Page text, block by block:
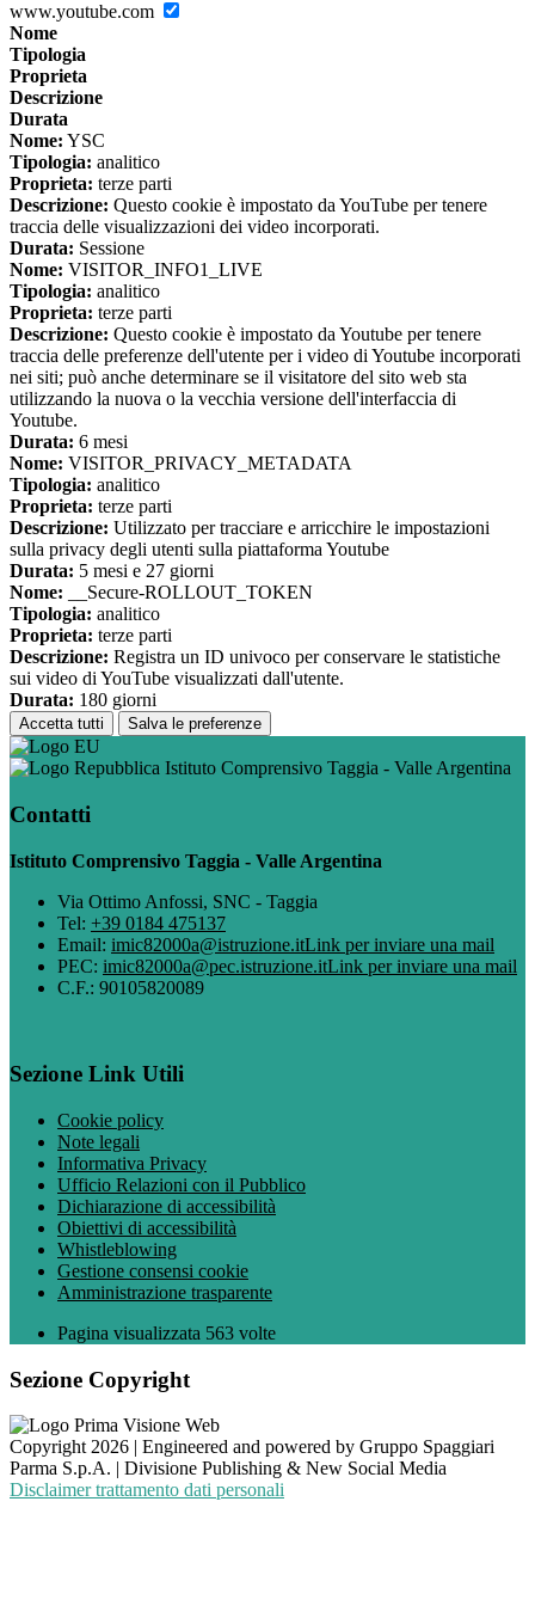
www.youtube.com
Nome
Tipologia
Proprieta
Descrizione
Durata
Nome: YSC
Tipologia: analitico
Proprieta: terze parti
Descrizione: Questo cookie è impostato da YouTube per tenere
traccia delle visualizzazioni dei video incorporati.
Durata: Sessione
Nome: VISITOR_INFO1_LIVE
Tipologia: analitico
Proprieta: terze parti
Descrizione: Questo cookie è impostato da Youtube per tenere
traccia delle preferenze dell'utente per i video di Youtube incorporati
nei siti; può anche determinare se il visitatore del sito web sta
utilizzando la nuova o la vecchia versione dell'interfaccia di
Youtube.
Durata: 6 mesi
Nome: VISITOR_PRIVACY_METADATA
Tipologia: analitico
Proprieta: terze parti
Descrizione: Utilizzato per tracciare e arricchire le impostazioni
sulla privacy degli utenti sulla piattaforma Youtube
Durata: 5 mesi e 27 giorni
Nome: __Secure-ROLLOUT_TOKEN
Tipologia: analitico
Proprieta: terze parti
Descrizione: Registra un ID univoco per conservare le statistiche
sui video di YouTube visualizzati dall'utente.
Durata: 180 giorni
Accetta tutti Salva le preferenze
Istituto Comprensivo Taggia - Valle Argentina
Contatti
Istituto Comprensivo Taggia - Valle Argentina
Via Ottimo Anfossi, SNC - Taggia
Tel: +39 0184 475137
Email: imic82000a@istruzione.itLink per inviare una mail
PEC: imic82000a@pec.istruzione.itLink per inviare una mail
C.F.: 90105820089
Sezione Link Utili
Cookie policy
Note legali
Informativa Privacy
Ufficio Relazioni con il Pubblico
Dichiarazione di accessibilità
Obiettivi di accessibilità
Whistleblowing
Gestione consensi cookie
Amministrazione trasparente
Pagina visualizzata 563 volte
Sezione Copyright
Copyright 2026 | Engineered and powered by Gruppo Spaggiari
Parma S.p.A. | Divisione Publishing & New Social Media
Disclaimer trattamento dati personali